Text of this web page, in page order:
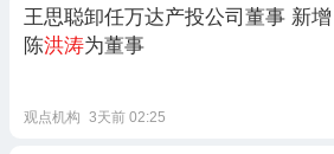
王思聪卸任万达产投公司董事 新增
陈洪涛为董事
观点机构 3天前 02:25